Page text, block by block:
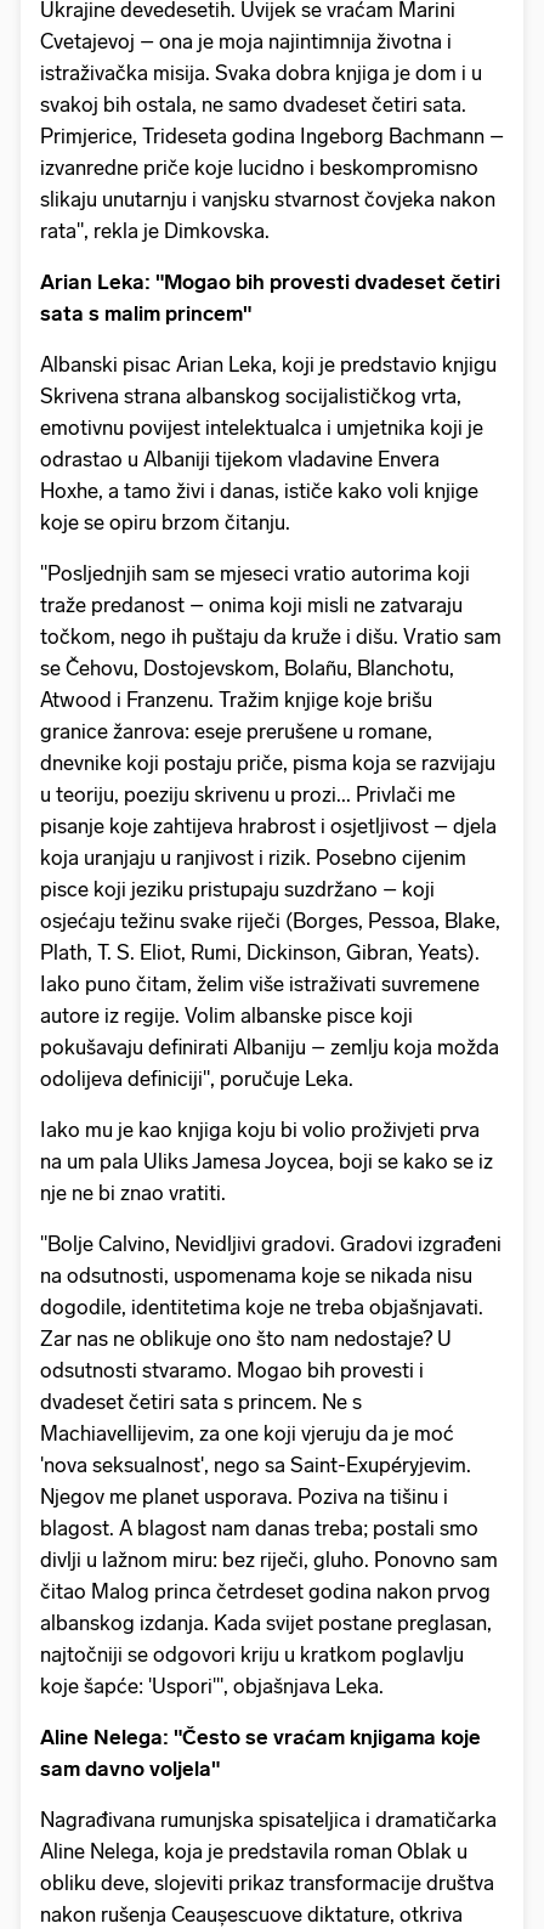
Ukrajine devedesetih. Uvijek se vraćam Marini
Cvetajevoj – ona je moja najintimnija životna i
istraživačka misija. Svaka dobra knjiga je dom i u
svakoj bih ostala, ne samo dvadeset četiri sata.
Primjerice, Trideseta godina Ingeborg Bachmann –
izvanredne priče koje lucidno i beskompromisno
slikaju unutarnju i vanjsku stvarnost čovjeka nakon
rata", rekla je Dimkovska.
Arian Leka: "Mogao bih provesti dvadeset četiri
sata s malim princem"
Albanski pisac Arian Leka, koji je predstavio knjigu
Skrivena strana albanskog socijalističkog vrta,
emotivnu povijest intelektualca i umjetnika koji je
odrastao u Albaniji tijekom vladavine Envera
Hoxhe, a tamo živi i danas, ističe kako voli knjige
koje se opiru brzom čitanju.
"Posljednjih sam se mjeseci vratio autorima koji
traže predanost – onima koji misli ne zatvaraju
točkom, nego ih puštaju da kruže i dišu. Vratio sam
se Čehovu, Dostojevskom, Bolañu, Blanchotu,
Atwood i Franzenu. Tražim knjige koje brišu
granice žanrova: eseje prerušene u romane,
dnevnike koji postaju priče, pisma koja se razvijaju
u teoriju, poeziju skrivenu u prozi... Privlači me
pisanje koje zahtijeva hrabrost i osjetljivost – djela
koja uranjaju u ranjivost i rizik. Posebno cijenim
pisce koji jeziku pristupaju suzdržano – koji
osjećaju težinu svake riječi (Borges, Pessoa, Blake,
Plath, T. S. Eliot, Rumi, Dickinson, Gibran, Yeats).
Iako puno čitam, želim više istraživati suvremene
autore iz regije. Volim albanske pisce koji
pokušavaju definirati Albaniju – zemlju koja možda
odolijeva definiciji", poručuje Leka.
Iako mu je kao knjiga koju bi volio proživjeti prva
na um pala Uliks Jamesa Joycea, boji se kako se iz
nje ne bi znao vratiti.
"Bolje Calvino, Nevidljivi gradovi. Gradovi izgrađeni
na odsutnosti, uspomenama koje se nikada nisu
dogodile, identitetima koje ne treba objašnjavati.
Zar nas ne oblikuje ono što nam nedostaje? U
odsutnosti stvaramo. Mogao bih provesti i
dvadeset četiri sata s princem. Ne s
Machiavellijevim, za one koji vjeruju da je moć
'nova seksualnost', nego sa Saint-Exupéryjevim.
Njegov me planet usporava. Poziva na tišinu i
blagost. A blagost nam danas treba; postali smo
divlji u lažnom miru: bez riječi, gluho. Ponovno sam
čitao Malog princa četrdeset godina nakon prvog
albanskog izdanja. Kada svijet postane preglasan,
najtočniji se odgovori kriju u kratkom poglavlju
koje šapće: 'Uspori'", objašnjava Leka.
Aline Nelega: "Često se vraćam knjigama koje
sam davno voljela"
Nagrađivana rumunjska spisateljica i dramatičarka
Aline Nelega, koja je predstavila roman Oblak u
obliku deve, slojeviti prikaz transformacije društva
nakon rušenja Ceaușescuove diktature, otkriva